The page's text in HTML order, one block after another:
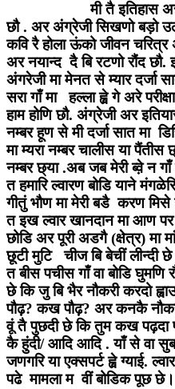
मी तै इतिहास अर
छौ . अर अंग्रेजी सिखणो बड़ो
कवि रै होला ऊंको जीवन
अर नयान्द दै बि रटणो रौंद छौ.
अंगरेजी मा मेनत से म्यार दर्जा
सरा गाँ मा हल्ला ह्व़े गे अरे
हाम होणि छौ. अंग्रेजी अर
नम्बर हूण से मी दर्जा सात मा
मा म्यरा नम्बर चालीस या
नम्बर छ्या .अब जब मेरी ब्व़े न
त हमारि ल्वारण बोडि याने
गीतुं भौण मा मेरी बडै करण
त इख ल्वार खानदान मा आण पर
छोडि अर पूरी अडगै (क्षेत्र) मा
छूटी मुटि चीज बि बेचीं लीन्दी
त बीस पचीस गाँ वा बोडि घुमणि
छे कि जु बि भैर नौकरी करदो
पौढ़? कख पौढ़? अर कनकै
वूं तै पुछदी छे कि तुम कख
कै हुंदी/ आदि आदि . याँ से वा
जणगरि या एक्सपर्ट ह्व़े ग्याई.
पढे मामला म वीं बोडिक पूछ छे।